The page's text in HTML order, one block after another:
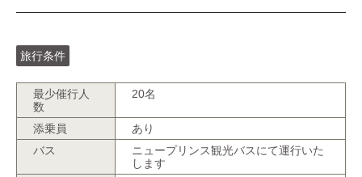
旅行条件
最少催行人
数
20名
添乗員
あり
バス
ニュープリンス観光バスにて運行いた
します